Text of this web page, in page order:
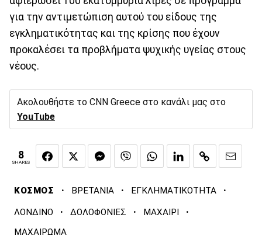
για την αντιμετώπιση αυτού του είδους της
εγκληματικότητας και της κρίσης που έχουν
προκαλέσει τα προβλήματα ψυχικής υγείας στους
νέους.
Ακολουθήστε το CNN Greece στο κανάλι μας στο
YouTube
8
SHARES
ΚΟΣΜΟΣ · ΒΡΕΤΑΝΙΑ · ΕΓΚΛΗΜΑΤΙΚΟΤΗΤΑ ·
ΛΟΝΔΙΝΟ · ΔΟΛΟΦΟΝΙΕΣ · ΜΑΧΑΙΡΙ ·
ΜΑΧΑΙΡΩΜΑ